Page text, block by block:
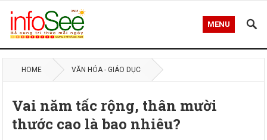
MENU
HOME VĂN HÓA - GIÁO DỤC
Vai năm tấc rộng, thân mười
thước cao là bao nhiêu?